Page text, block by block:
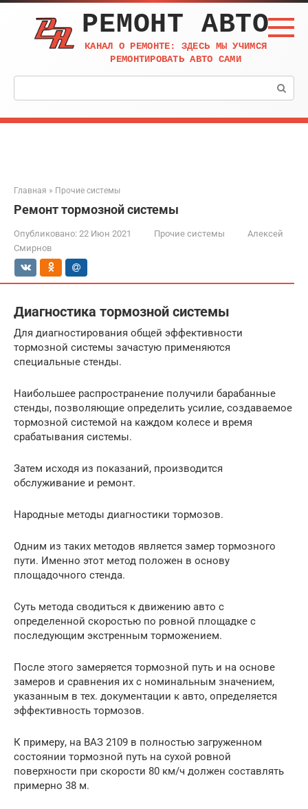
Перейти
контенту
РЕМОНТ АВТО
КАНАЛ О РЕМОНТЕ: ЗДЕСЬ МЫ УЧИМСЯ
РЕМОНТИРОВАТЬ АВТО САМИ
Поиск:
Главная » Прочие системы
Ремонт тормозной системы
Опубликовано: 22 Июн 2021 Прочие системы
Алексей
Смирнов
Диагностика тормозной системы
Для диагностирования общей эффективности
тормозной системы зачастую применяются
специальные стенды.
Наибольшее распространение получили барабанные
стенды, позволяющие определить усилие, создаваемое
тормозной системой на каждом колесе и время
срабатывания системы.
Затем исходя из показаний, производится
обслуживание и ремонт.
Народные методы диагностики тормозов.
Одним из таких методов является замер тормозного
пути. Именно этот метод положен в основу
площадочного стенда.
Суть метода сводиться к движению авто с
определенной скоростью по ровной площадке с
последующим экстренным торможением.
После этого замеряется тормозной путь и на основе
замеров и сравнения их с номинальным значением,
указанным в тех. документации к авто, определяется
эффективность тормозов.
К примеру, на ВАЗ 2109 в полностью загруженном
состоянии тормозной путь на сухой ровной
поверхности при скорости 80 км/ч должен составлять
примерно 38 м.